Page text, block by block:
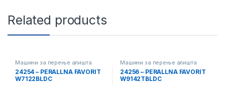
Related products
Машини за перење алишта
24254 – PERALLNA FAVORIT
W7122BLDC
Машини за перење алишта
24256 – PERALLNA FAVORIT
W9142TBLDC